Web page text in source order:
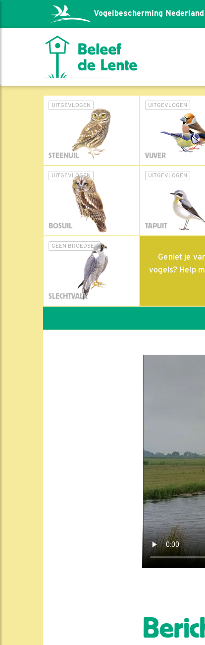
Vogelbescherming Nederland
UITGEVLOGEN
STEENUIL
UITGEVLOGEN
VIJVER
UITGEVLOGEN
BOSUIL
UITGEVLOGEN
TAPUIT
GEEN BROEDSEL
SLECHTVALK
Geniet je
vogels? Help